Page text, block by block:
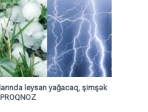
leysan yağacaq, şimşək